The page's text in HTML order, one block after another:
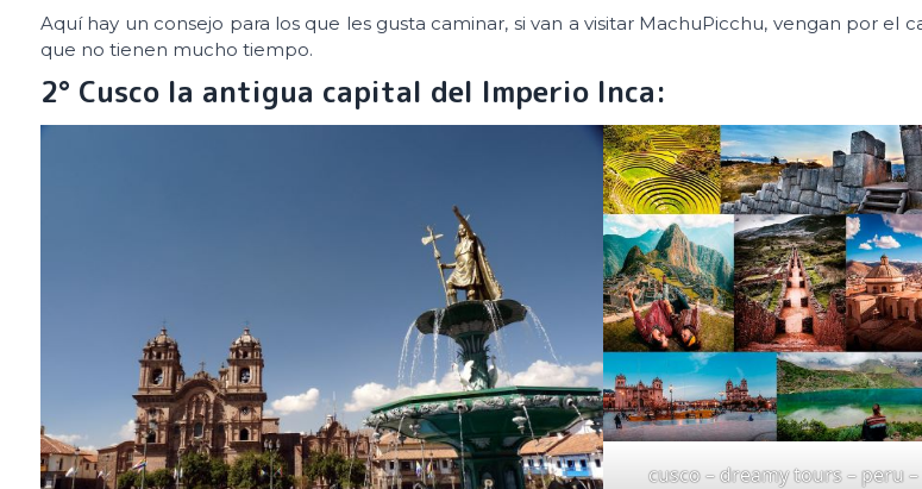
Aquí hay un consejo para los que les gusta caminar, si van a visitar MachuPicchu, vengan por el
que no tienen mucho tiempo.
2° Cusco la antigua capital del Imperio Inca:
cusco – dreamy tours – peru